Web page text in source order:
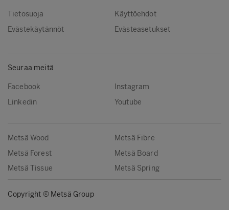
Tietosuoja
Käyttöehdot
Evästekäytännöt
Evästeasetukset
Seuraa meitä
Facebook
Instagram
Linkedin
Youtube
Metsä Wood
Metsä Fibre
Metsä Forest
Metsä Board
Metsä Tissue
Metsä Spring
Copyright © Metsä Group